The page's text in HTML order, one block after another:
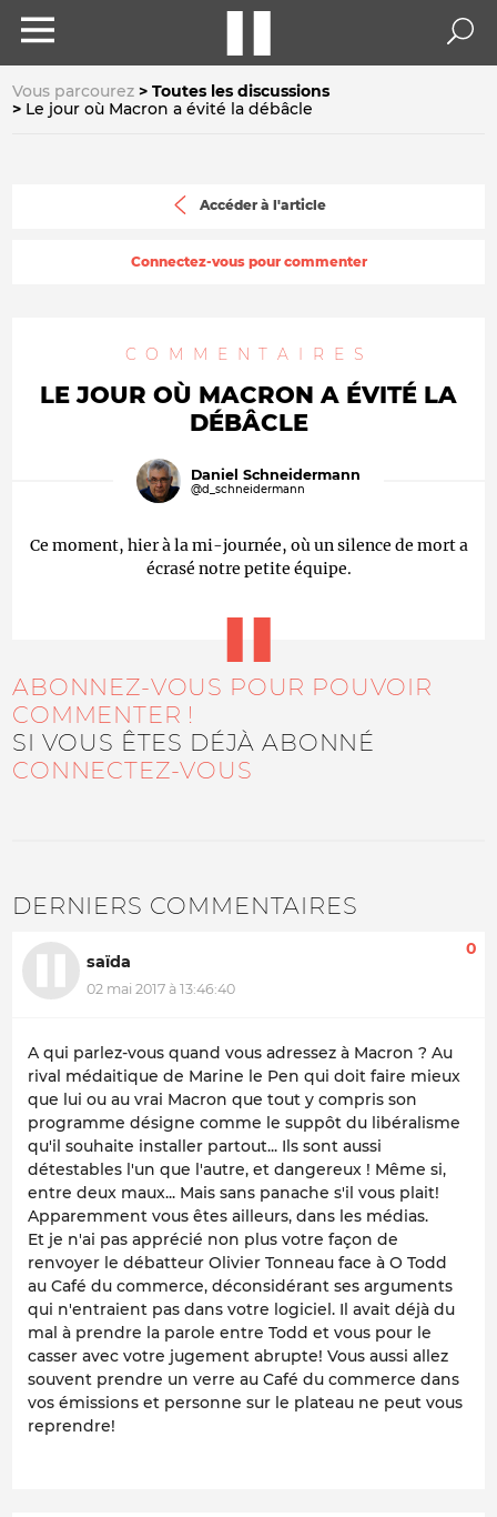
Vous parcourez
Toutes les discussions
Le jour où Macron a évité la débâcle
Accéder à l'article
Connectez-vous pour commenter
COMMENTAIRES
LE JOUR OÙ MACRON A ÉVITÉ LA
DÉBÂCLE
Daniel Schneidermann
@d_schneidermann
Ce moment, hier à la mi-journée, où un silence de mort a
écrasé notre petite équipe.
ABONNEZ-VOUS POUR POUVOIR
COMMENTER !
SI VOUS ÊTES DÉJÀ ABONNÉ
CONNECTEZ-VOUS
DERNIERS COMMENTAIRES
saïda
02 mai 2017 à 13:46:40
0
A qui parlez-vous quand vous adressez à Macron ? Au
rival médaitique de Marine le Pen qui doit faire mieux
que lui ou au vrai Macron que tout y compris son
programme désigne comme le suppôt du libéralisme
qu'il souhaite installer partout... Ils sont aussi
détestables l'un que l'autre, et dangereux ! Même si,
entre deux maux... Mais sans panache s'il vous plait!
Apparemment vous êtes ailleurs, dans les médias.
Et je n'ai pas apprécié non plus votre façon de
renvoyer le débatteur Olivier Tonneau face à O Todd
au Café du commerce, déconsidérant ses arguments
qui n'entraient pas dans votre logiciel. Il avait déjà du
mal à prendre la parole entre Todd et vous pour le
casser avec votre jugement abrupte! Vous aussi allez
souvent prendre un verre au Café du commerce dans
vos émissions et personne sur le plateau ne peut vous
reprendre!